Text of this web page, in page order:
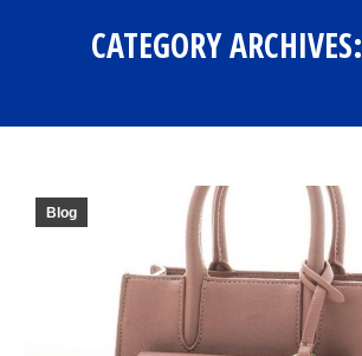
CATEGORY ARCHIVES:
Blog